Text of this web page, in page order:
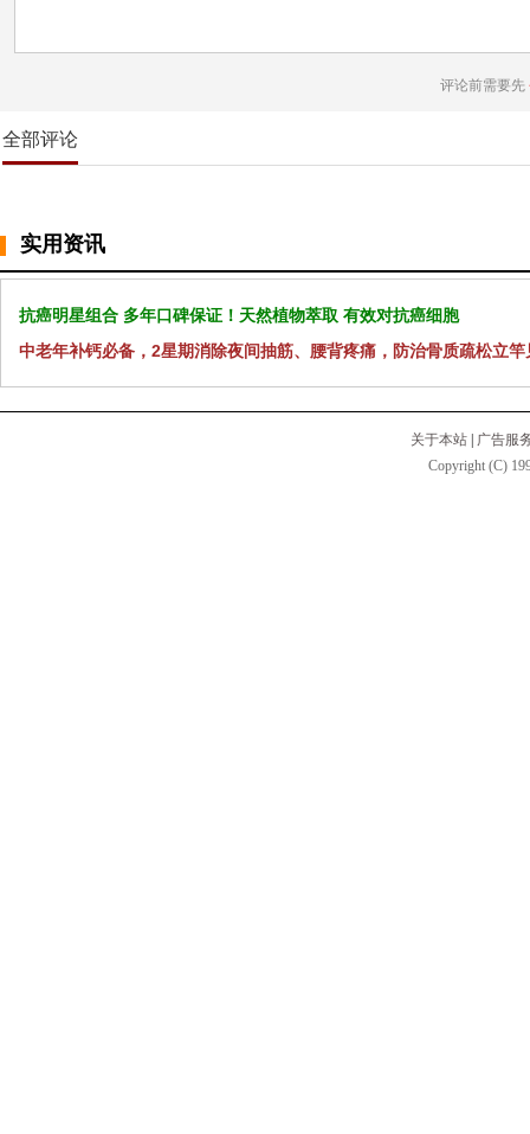
评论前需要先
全部评论
实用资讯
抗癌明星组合 多年口碑保证！天然植物萃取 有效对抗癌细胞
中老年补钙必备，2星期消除夜间抽筋、腰背疼痛，防治骨质疏松立竿
关于本站 | 广告服
Copyright (C)